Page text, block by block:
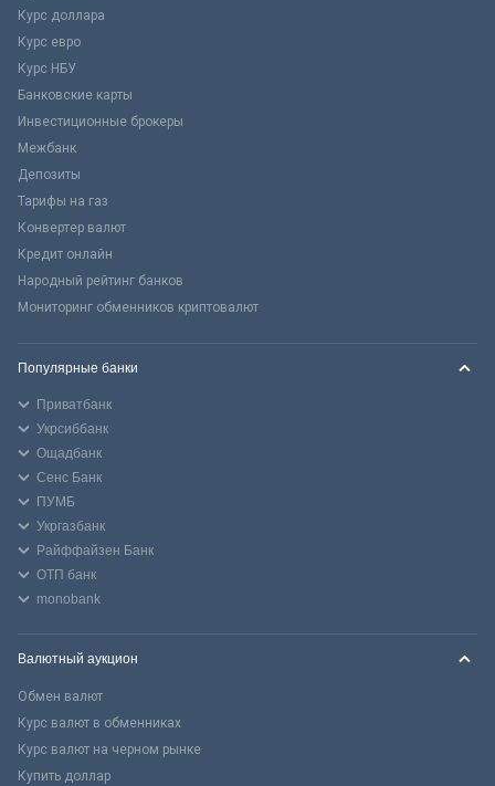
Курс доллара
Курс евро
Курс НБУ
Банковские карты
Инвестиционные брокеры
Межбанк
Депозиты
Тарифы на газ
Конвертер валют
Кредит онлайн
Народный рейтинг банков
Мониторинг обменников криптовалют
Популярные банки
Приватбанк
Укрсиббанк
Ощадбанк
Сенс Банк
ПУМБ
Укргазбанк
Райффайзен Банк
ОТП банк
monobank
Валютный аукцион
Обмен валют
Курс валют в обменниках
Курс валют на черном рынке
Купить доллар